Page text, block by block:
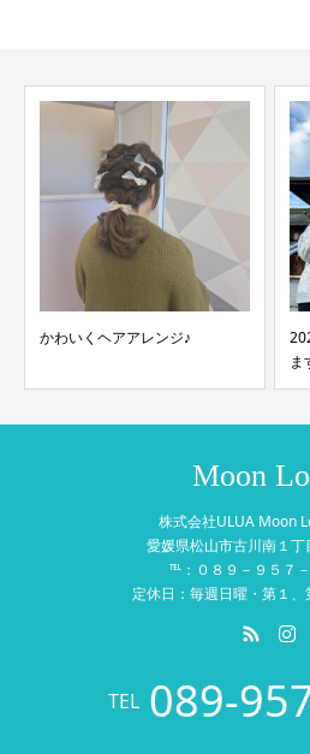
かわいくヘアアレンジ♪
ま
Moon
株式会社ULUA Moon
愛媛県松山市古川南１丁
℡：０８９－９５７
定休日：毎週日曜・第１
TEL 089-